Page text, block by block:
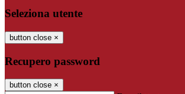
Seleziona utente
button close ×
Recupero password
button close ×